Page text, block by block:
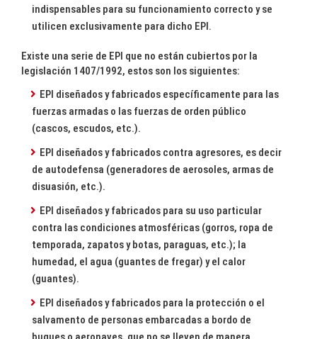
indispensables para su funcionamiento correcto y se
utilicen exclusivamente para dicho EPI.
Existe una serie de EPI que no están cubiertos por la
legislación 1407/1992, estos son los siguientes:
EPI diseñados y fabricados específicamente para las
fuerzas armadas o las fuerzas de orden público
(cascos, escudos, etc.).
EPI diseñados y fabricados contra agresores, es decir
de autodefensa (generadores de aerosoles, armas de
disuasión, etc.).
EPI diseñados y fabricados para su uso particular
contra las condiciones atmosféricas (gorros, ropa de
temporada, zapatos y botas, paraguas, etc.); la
humedad, el agua (guantes de fregar) y el calor
(guantes).
EPI diseñados y fabricados para la protección o el
salvamento de personas embarcadas a bordo de